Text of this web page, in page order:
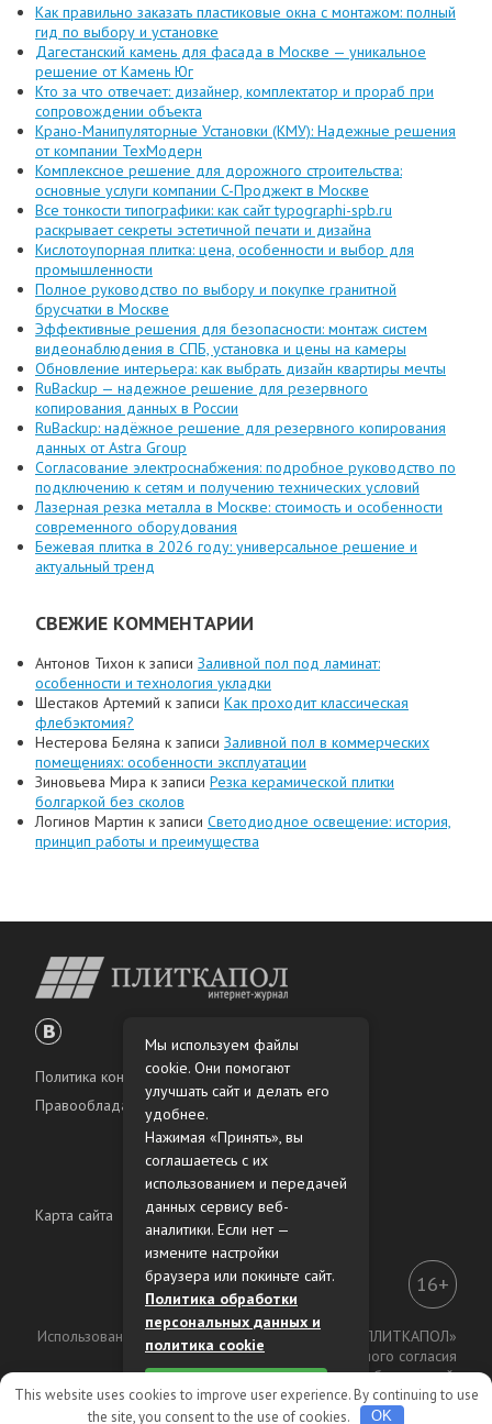
Как правильно заказать пластиковые окна с монтажом: полный
гид по выбору и установке
Дагестанский камень для фасада в Москве — уникальное
решение от Камень Юг
Кто за что отвечает: дизайнер, комплектатор и прораб при
сопровождении объекта
Крано-Манипуляторные Установки (КМУ): Надежные решения
от компании ТехМодерн
Комплексное решение для дорожного строительства:
основные услуги компании C-Проджект в Москве
Все тонкости типографики: как сайт typographi-spb.ru
раскрывает секреты эстетичной печати и дизайна
Кислотоупорная плитка: цена, особенности и выбор для
промышленности
Полное руководство по выбору и покупке гранитной
брусчатки в Москве
Эффективные решения для безопасности: монтаж систем
видеонаблюдения в СПБ, установка и цены на камеры
Обновление интерьера: как выбрать дизайн квартиры мечты
RuBackup — надежное решение для резервного
копирования данных в России
RuBackup: надёжное решение для резервного копирования
данных от Astra Group
Согласование электроснабжения: подробное руководство по
подключению к сетям и получению технических условий
Лазерная резка металла в Москве: стоимость и особенности
современного оборудования
Бежевая плитка в 2026 году: универсальное решение и
актуальный тренд
СВЕЖИЕ КОММЕНТАРИИ
Антонов Тихон к записи Заливной пол под ламинат:
особенности и технология укладки
Шестаков Артемий к записи Как проходит классическая
флебэктомия?
Нестерова Беляна к записи Заливной пол в коммерческих
помещениях: особенности эксплуатации
Зиновьева Мира к записи Резка керамической плитки
болгаркой без сколов
Логинов Мартин к записи Светодиодное освещение: история,
принцип работы и преимущества
Политика конфиденциальности
Правообладателям
Карта сайта
16+
Использование материалов интернет-журнала «ПЛИТКАПОЛ»
разрешено только с предварительного согласия
правообладателей.
Мы используем файлы
cookie. Они помогают
улучшать сайт и делать его
удобнее.
Нажимая «Принять», вы
соглашаетесь с их
использованием и передачей
данных сервису веб-
аналитики. Если нет —
измените настройки
браузера или покиньте сайт.
Политика обработки
персональных данных и
политика cookie
This website uses cookies to improve user experience. By continuing to use
the site, you consent to the use of cookies.
OK